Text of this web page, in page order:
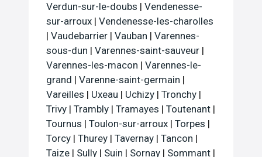
Verdun-sur-le-doubs | Vendenesse-
sur-arroux | Vendenesse-les-charolles
| Vaudebarrier | Vauban | Varennes-
sous-dun | Varennes-saint-sauveur |
Varennes-les-macon | Varennes-le-
grand | Varenne-saint-germain |
Vareilles | Uxeau | Uchizy | Tronchy |
Trivy | Trambly | Tramayes | Toutenant |
Tournus | Toulon-sur-arroux | Torpes |
Torcy | Thurey | Tavernay | Tancon |
Taize | Sully | Suin | Sornay | Sommant |